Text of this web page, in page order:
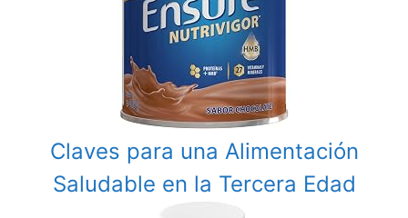
Claves para una Alimentación
Saludable en la Tercera Edad